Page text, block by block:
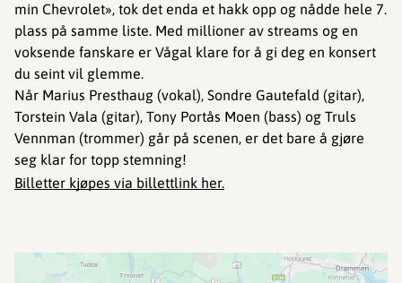
min Chevrolet», tok det enda et hakk opp og nådde hele 7.
plass på samme liste. Med millioner av streams og en
voksende fanskare er Vågal klare for å gi deg en konsert
du seint vil glemme.
Når Marius Presthaug (vokal), Sondre Gautefald (gitar),
Torstein Vala (gitar), Tony Portås Moen (bass) og Truls
Vennman (trommer) går på scenen, er det bare å gjøre
seg klar for topp stemning!
Billetter kjøpes via billettlink her.